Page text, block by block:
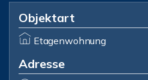
Objektart
Etagenwohnung
Adresse